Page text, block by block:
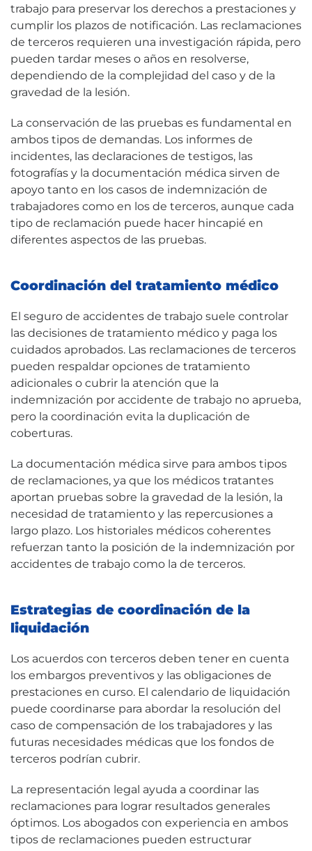
trabajo para preservar los derechos a prestaciones y
cumplir los plazos de notificación. Las reclamaciones
de terceros requieren una investigación rápida, pero
pueden tardar meses o años en resolverse,
dependiendo de la complejidad del caso y de la
gravedad de la lesión.
La conservación de las pruebas es fundamental en
ambos tipos de demandas. Los informes de
incidentes, las declaraciones de testigos, las
fotografías y la documentación médica sirven de
apoyo tanto en los casos de indemnización de
trabajadores como en los de terceros, aunque cada
tipo de reclamación puede hacer hincapié en
diferentes aspectos de las pruebas.
Coordinación del tratamiento médico
El seguro de accidentes de trabajo suele controlar
las decisiones de tratamiento médico y paga los
cuidados aprobados. Las reclamaciones de terceros
pueden respaldar opciones de tratamiento
adicionales o cubrir la atención que la
indemnización por accidente de trabajo no aprueba,
pero la coordinación evita la duplicación de
coberturas.
La documentación médica sirve para ambos tipos
de reclamaciones, ya que los médicos tratantes
aportan pruebas sobre la gravedad de la lesión, la
necesidad de tratamiento y las repercusiones a
largo plazo. Los historiales médicos coherentes
refuerzan tanto la posición de la indemnización por
accidentes de trabajo como la de terceros.
Estrategias de coordinación de la
liquidación
Los acuerdos con terceros deben tener en cuenta
los embargos preventivos y las obligaciones de
prestaciones en curso. El calendario de liquidación
puede coordinarse para abordar la resolución del
caso de compensación de los trabajadores y las
futuras necesidades médicas que los fondos de
terceros podrían cubrir.
La representación legal ayuda a coordinar las
reclamaciones para lograr resultados generales
óptimos. Los abogados con experiencia en ambos
tipos de reclamaciones pueden estructurar